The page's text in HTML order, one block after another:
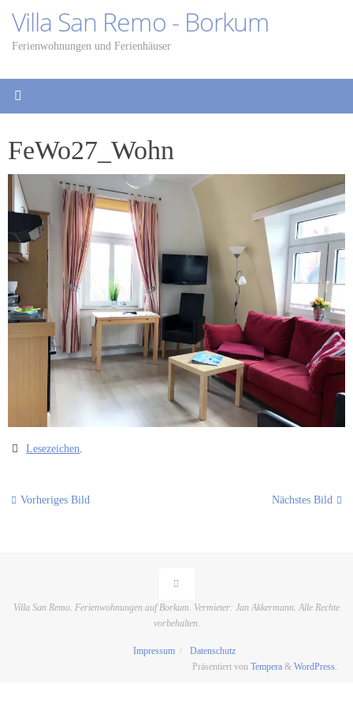
Inhalt
springen
Villa San Remo - Borkum
Ferienwohnungen und Ferienhäuser
FeWo27_Wohn
Lesezeichen
Vorheriges Bild Nächstes Bild
Villa San Remo. Ferienwohnungen auf Borkum. Vermieter: Jan Akkermann. Alle Rechte
vorbehalten.
Impressum
Datenschutz
Präsentiert von Tempera & WordPress.